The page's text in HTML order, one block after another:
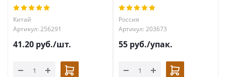
Китай
Артикул: 256291
41.20 руб./шт.
Россия
Артикул: 203673
55 руб./упак.